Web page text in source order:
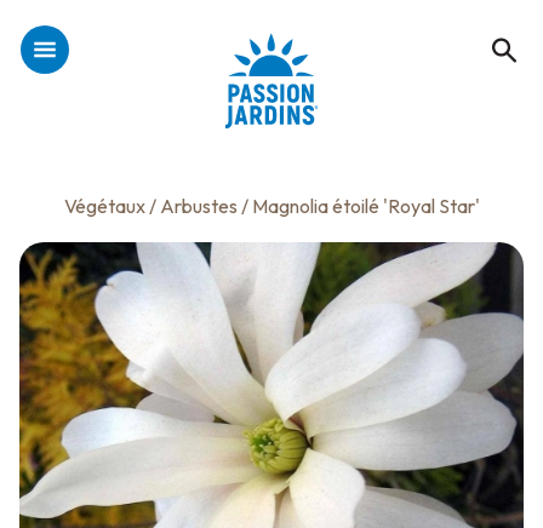
Végétaux/ Arbustes / Magnolia étoilé 'Royal Star'